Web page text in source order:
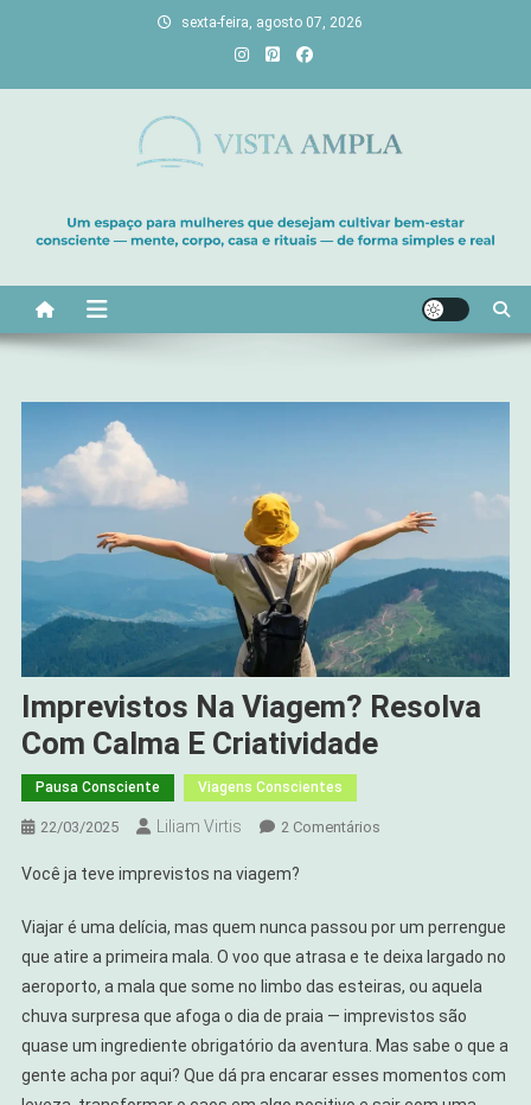
sexta-feira, agosto 07, 2026
bem-estar e encontre seu propósito. Inspiração diária para uma
vida com mais luz e significado!
Imprevistos Na Viagem? Resolva
Com Calma E Criatividade
Pausa Consciente Viagens Conscientes
22/03/2025 Liliam Virtis 2 ComentáriosEm
Resolva
Com
Calma
E
Criatividade
Você ja teve imprevistos na viagem?
Viajar é uma delícia, mas quem nunca passou por um perrengue
que atire a primeira mala. O voo que atrasa e te deixa largado no
aeroporto, a mala que some no limbo das esteiras, ou aquela
chuva surpresa que afoga o dia de praia — imprevistos são
quase um ingrediente obrigatório da aventura. Mas sabe o que a
gente acha por aqui? Que dá pra encarar esses momentos com